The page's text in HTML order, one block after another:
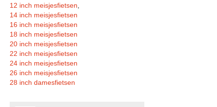
12 inch meisjesfietsen
14 inch meisjesfietsen
16 inch meisjesfietsen
18 inch meisjesfietsen
20 inch meisjesfietsen
22 inch meisjesfietsen
24 inch meisjesfietsen
26 inch meisjesfietsen
28 inch damesfietsen